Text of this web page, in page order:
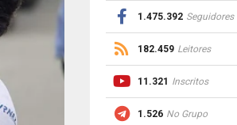
1.475.392 Seguidores
182.459 Leitores
11.321 Inscritos
1.526 No Grupo